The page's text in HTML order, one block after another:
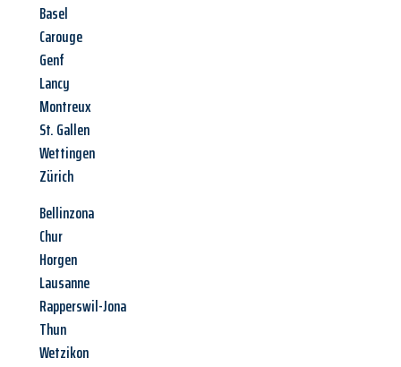
Basel
Carouge
Genf
Lancy
Montreux
St. Gallen
Wettingen
Zürich
Bellinzona
Chur
Horgen
Lausanne
Rapperswil-Jona
Thun
Wetzikon